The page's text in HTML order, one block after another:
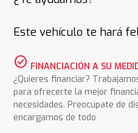
Este vehículo te hará
check_circle FINANCIACIÓN A SU
¿Quieres financiar?
para ofrecerte la mejor
necesidades. Preocúpate de
encargamos de todo